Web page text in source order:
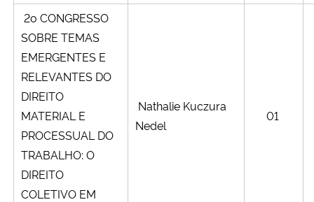
Ministério da Saúde
Ministério de Minas e Energia
Ministério da Ciência, Tecnologia, Inovações e Comunicações
Ministério do Meio Ambiente
Ministério do Turismo
2o CONGRESSO
SOBRE TEMAS
EMERGENTES E
RELEVANTES DO
DIREITO
MATERIAL E
PROCESSUAL DO
TRABALHO: O
DIREITO
COLETIVO EM
Nathalie Kuczura
Nedel
01